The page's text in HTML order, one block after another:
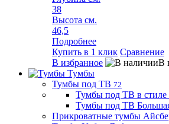
38
Высота см.
46,5
Подробнее
Купить в 1 клик Сравнение
В избранное
В
Тумбы
Тумбы под ТВ 72
Тумбы под ТВ в
Тумбы под ТВ
Прикроватные тумбы